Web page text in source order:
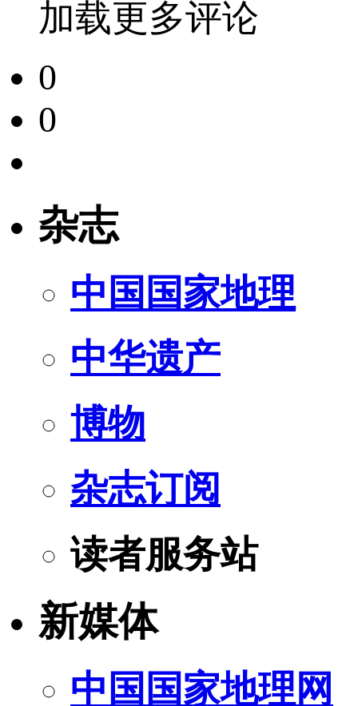
加载更多评论
0
0
杂志
中国国家地理
中华遗产
博物
杂志订阅
读者服务站
新媒体
中国国家地理网